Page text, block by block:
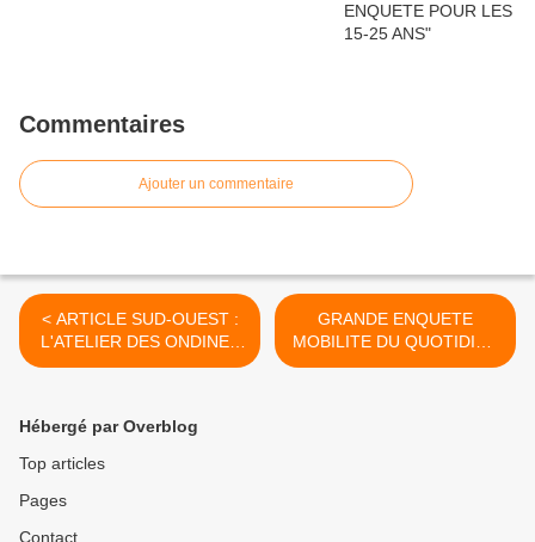
Commentaires
Ajouter un commentaire
< ARTICLE SUD-OUEST :
L'ATELIER DES ONDINES
EXPOSE POUR
GRANDE ENQUETE
MOBILITE DU QUOTIDIEN
>
Hébergé par Overblog
Top articles
Pages
Contact